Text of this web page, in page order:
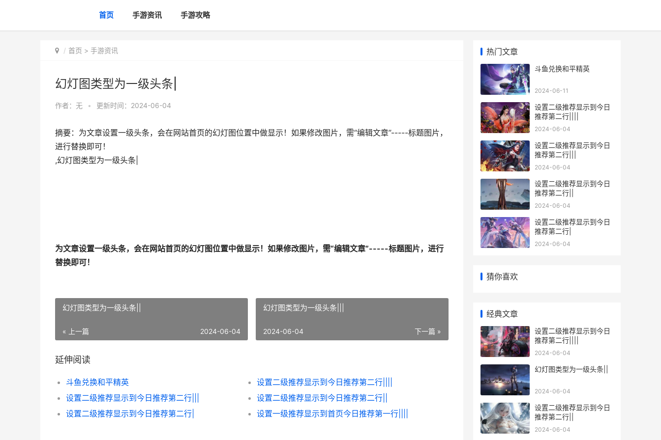
首页 手游资讯 手游攻略
首页 > 手游资讯
幻灯图类型为一级头条|
作者：无 • 更新时间：2024-06-04
摘要：为文章设置一级头条，会在网站首页的幻灯图位置中做显示！如果修改图片，需“编辑文章”-----标题图片，
进行替换即可！
,幻灯图类型为一级头条|
为文章设置一级头条，会在网站首页的幻灯图位置中做显示！如果修改图片，需“编辑文章”-----标题图片，进行
替换即可！
幻灯图类型为一级头条||
« 上一篇 2024-06-04
幻灯图类型为一级头条|||
下一篇 »
2024-06-04
延伸阅读
斗鱼兑换和平精英
设置二级推荐显示到今日推荐第二行||||
设置二级推荐显示到今日推荐第二行|||
设置二级推荐显示到今日推荐第二行||
设置二级推荐显示到今日推荐第二行|
设置一级推荐显示到首页今日推荐第一行||||
热门文章
斗鱼兑换和平精英
2024-06-11
设置二级推荐显示到今日
推荐第二行||||
2024-06-04
设置二级推荐显示到今日
推荐第二行|||
2024-06-04
设置二级推荐显示到今日
推荐第二行||
2024-06-04
设置二级推荐显示到今日
推荐第二行|
2024-06-04
猜你喜欢
经典文章
设置二级推荐显示到今日
推荐第二行||||
2024-06-04
幻灯图类型为一级头条||
2024-06-04
设置二级推荐显示到今日
推荐第二行||
2024-06-04